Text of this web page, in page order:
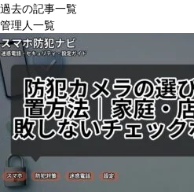
過去の記事一覧
管理人一覧